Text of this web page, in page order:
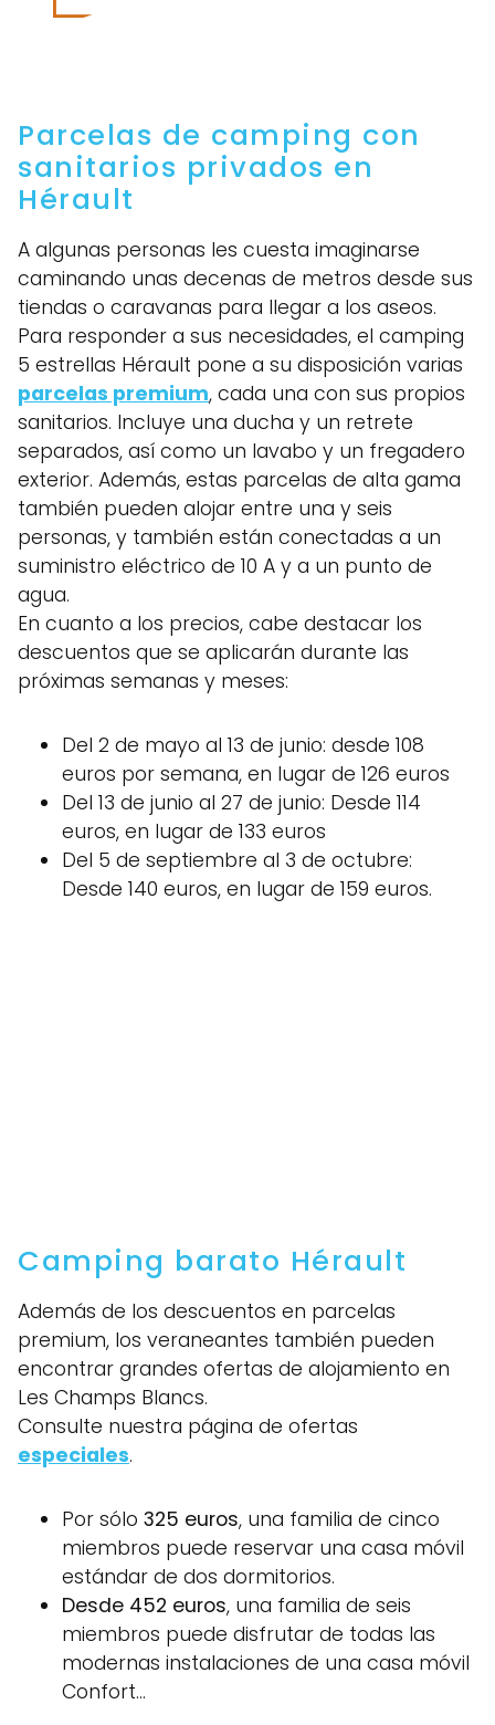
Parcelas de camping con
sanitarios privados en
Hérault
A algunas personas les cuesta imaginarse
caminando unas decenas de metros desde sus
tiendas o caravanas para llegar a los aseos.
Para responder a sus necesidades, el camping
5 estrellas Hérault pone a su disposición varias
parcelas premium, cada una con sus propios
sanitarios. Incluye una ducha y un retrete
separados, así como un lavabo y un fregadero
exterior. Además, estas parcelas de alta gama
también pueden alojar entre una y seis
personas, y también están conectadas a un
suministro eléctrico de 10 A y a un punto de
agua.
En cuanto a los precios, cabe destacar los
descuentos que se aplicarán durante las
próximas semanas y meses:
Del 2 de mayo al 13 de junio: desde 108
euros por semana, en lugar de 126 euros
Del 13 de junio al 27 de junio: Desde 114
euros, en lugar de 133 euros
Del 5 de septiembre al 3 de octubre:
Desde 140 euros, en lugar de 159 euros.
Camping barato Hérault
Además de los descuentos en parcelas
premium, los veraneantes también pueden
encontrar grandes ofertas de alojamiento en
Les Champs Blancs.
Consulte nuestra página de ofertas
especiales.
Por sólo 325 euros, una familia de cinco
miembros puede reservar una casa móvil
estándar de dos dormitorios.
Desde 452 euros, una familia de seis
miembros puede disfrutar de todas las
modernas instalaciones de una casa móvil
Confort…